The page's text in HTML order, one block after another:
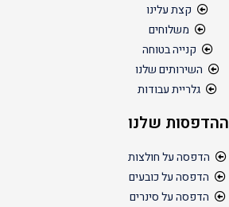
קצת עלינו
משלוחים
קנייה בטוחה
השירותים שלנו
גלריית עבודות
ההדפסות שלנו
הדפסה על חולצות
הדפסה על כובעים
הדפסה על סינרים